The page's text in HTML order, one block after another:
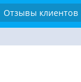
Отзывы клиентов